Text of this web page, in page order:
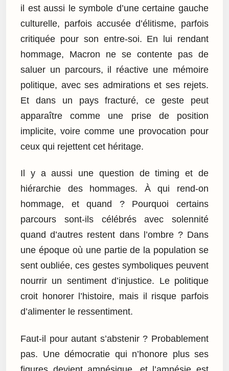
il est aussi le symbole d’une certaine gauche
culturelle, parfois accusée d’élitisme, parfois
critiquée pour son entre-soi. En lui rendant
hommage, Macron ne se contente pas de
saluer un parcours, il réactive une mémoire
politique, avec ses admirations et ses rejets.
Et dans un pays fracturé, ce geste peut
apparaître comme une prise de position
implicite, voire comme une provocation pour
ceux qui rejettent cet héritage.
Il y a aussi une question de timing et de
hiérarchie des hommages. À qui rend-on
hommage, et quand ? Pourquoi certains
parcours sont-ils célébrés avec solennité
quand d’autres restent dans l’ombre ? Dans
une époque où une partie de la population se
sent oubliée, ces gestes symboliques peuvent
nourrir un sentiment d’injustice. Le politique
croit honorer l’histoire, mais il risque parfois
d’alimenter le ressentiment.
Faut-il pour autant s’abstenir ? Probablement
pas. Une démocratie qui n’honore plus ses